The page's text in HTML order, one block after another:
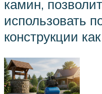
камин,
использовать
конструкции